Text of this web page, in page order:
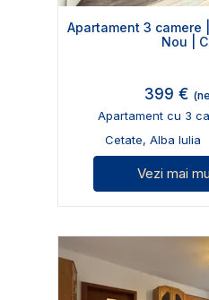
Apartament 3 camere
Nou |
399 €
Apartament cu 3
Cetate, Alba Iulia
Vezi mai